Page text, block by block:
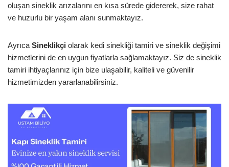
oluşan sineklik arızalarını en kısa sürede gidererek, size rahat
ve huzurlu bir yaşam alanı sunmaktayız.
Ayrıca Sineklikçi olarak kedi sinekliği tamiri ve sineklik değişimi
hizmetlerini de en uygun fiyatlarla sağlamaktayız. Siz de sineklik
tamiri ihtiyaçlarınız için bize ulaşabilir, kaliteli ve güvenilir
hizmetimizden yararlanabilirsiniz.